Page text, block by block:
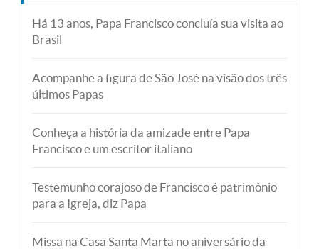
Há 13 anos, Papa Francisco concluía sua visita ao
Brasil
Acompanhe a figura de São José na visão dos três
últimos Papas
Conheça a história da amizade entre Papa
Francisco e um escritor italiano
Testemunho corajoso de Francisco é patrimônio
para a Igreja, diz Papa
Missa na Casa Santa Marta no aniversário da